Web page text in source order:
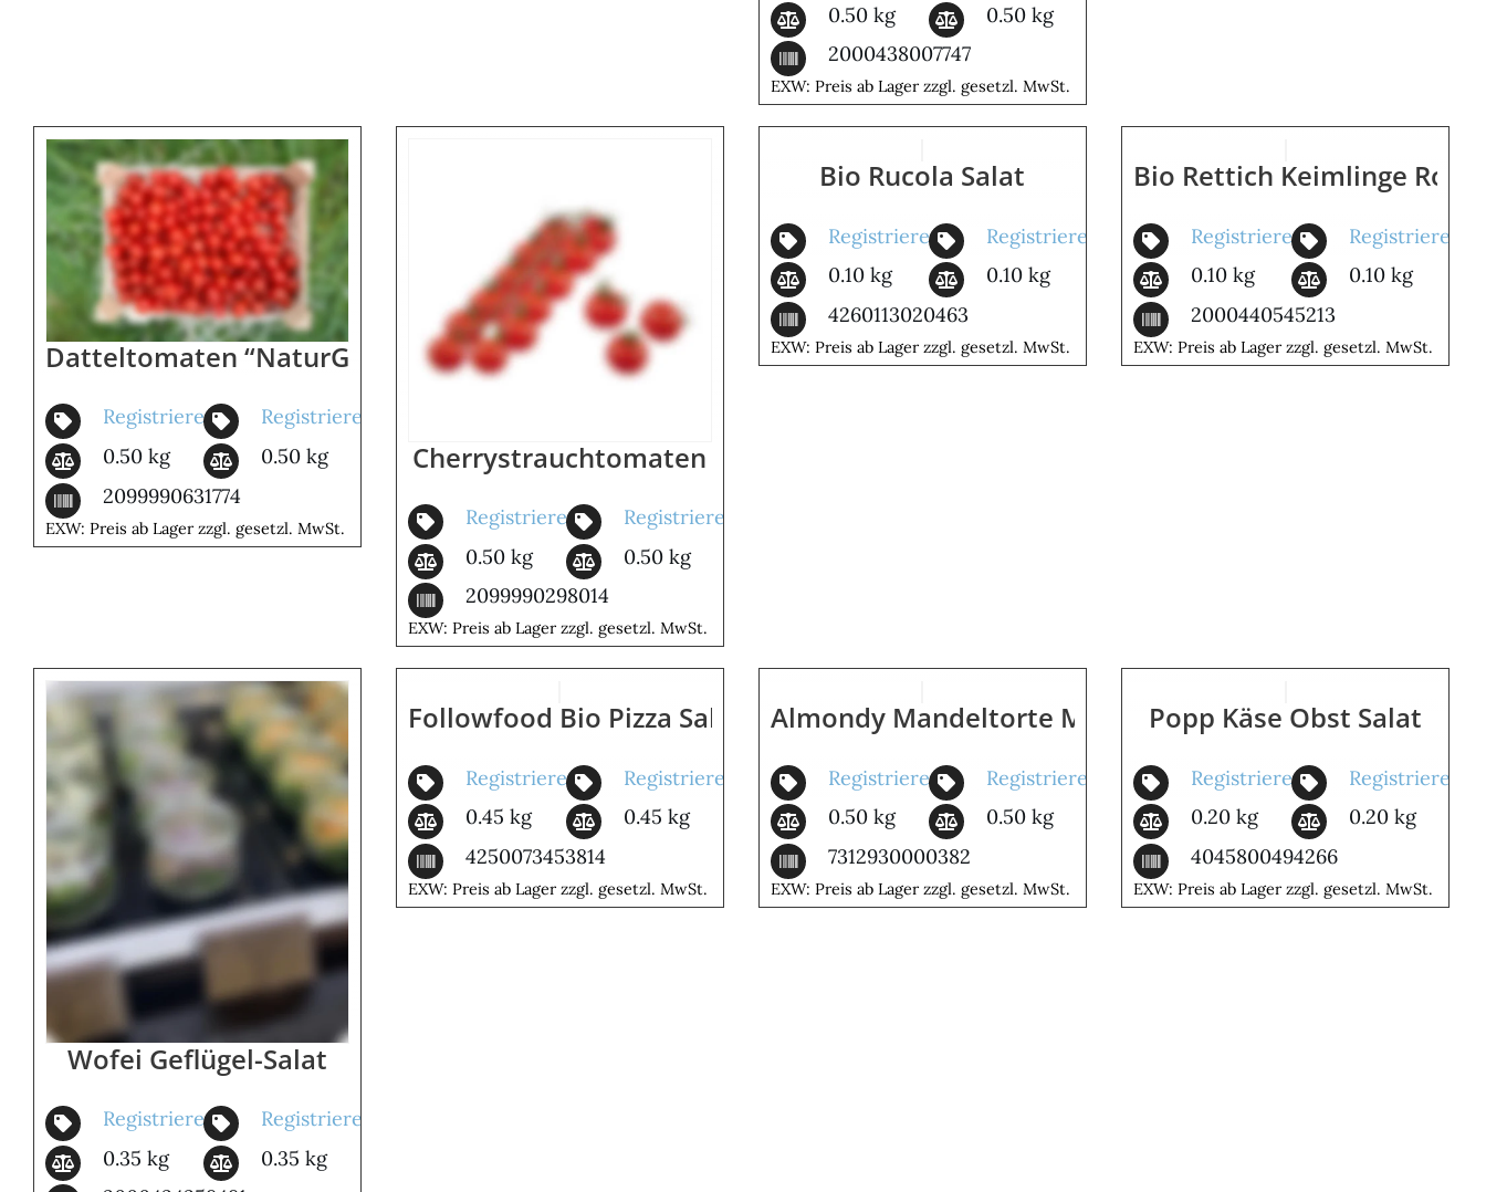
0.50 kg
2000438007747
0.50 kg
EXW: Preis ab Lager zzgl. gesetzl. MwSt.
Datteltomaten “NaturGut” – Süß Und Aromatisch
Registrieren
0.50 kg
2099990631774
Registrieren
0.50 kg
EXW: Preis ab Lager zzgl. gesetzl. MwSt.
Cherrystrauchtomaten
Registrieren
0.50 kg
2099990298014
Registrieren
0.50 kg
EXW: Preis ab Lager zzgl. gesetzl. MwSt.
Bio Rucola Salat
Registrieren
0.10 kg
4260113020463
Registrieren
0.10 kg
EXW: Preis ab Lager zzgl. gesetzl. MwSt.
Bio Rettich Keimlinge Rot
Registrieren
0.10 kg
2000440545213
Registrieren
0.10 kg
EXW: Preis ab Lager zzgl. gesetzl. MwSt.
Wofei Geflügel-Salat
Registrieren
0.35 kg
Registrieren
0.35 kg
Followfood Bio Pizza Salmone
Registrieren
0.45 kg
4250073453814
Registrieren
0.45 kg
EXW: Preis ab Lager zzgl. gesetzl. MwSt.
Almondy Mandeltorte Mit Daim
Registrieren
0.50 kg
7312930000382
Registrieren
0.50 kg
EXW: Preis ab Lager zzgl. gesetzl. MwSt.
Popp Käse Obst Salat
Registrieren
0.20 kg
4045800494266
Registrieren
0.20 kg
EXW: Preis ab Lager zzgl. gesetzl. MwSt.